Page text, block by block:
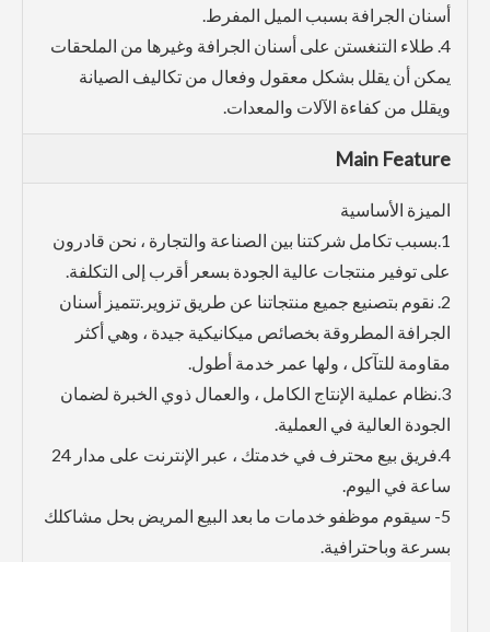
أسنان الجرافة بسبب الميل المفرط.
4. طلاء التنغستن على أسنان الجرافة وغيرها من الملحقات
يمكن أن يقلل بشكل معقول وفعال من تكاليف الصيانة
ويقلل من كفاءة الآلات والمعدات.
Main Feature
الميزة الأساسية
1.بسبب تكامل شركتنا بين الصناعة والتجارة ، نحن قادرون
على توفير منتجات عالية الجودة بسعر أقرب إلى التكلفة.
2. نقوم بتصنيع جميع منتجاتنا عن طريق تزوير.تتميز أسنان
الجرافة المطروقة بخصائص ميكانيكية جيدة ، وهي أكثر
مقاومة للتآكل ، ولها عمر خدمة أطول.
3.نظام عملية الإنتاج الكامل ، والعمال ذوي الخبرة لضمان
الجودة العالية في العملية.
4.فريق بيع محترف في خدمتك ، عبر الإنترنت على مدار 24
ساعة في اليوم.
5- سيقوم موظفو خدمات ما بعد البيع المريض بحل مشاكلك
بسرعة وباحترافية.